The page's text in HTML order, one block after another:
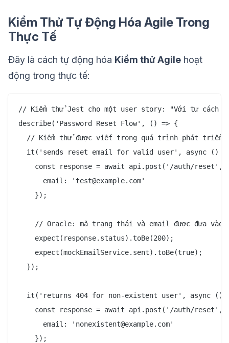
Kiểm Thử Tự Động Hóa Agile Trong
Thực Tế
Đây là cách tự động hóa Kiểm thử Agile hoạt
động trong thực tế:
// Kiểm thử Jest cho một user story: "Với tư cách
describe('Password Reset Flow', () => {
// Kiểm thử được viết trong quá trình phát triển
it('sends reset email for valid user', async ()
const response = await api.post('/auth/reset',
      email: 'test@example.com'
    });
// Oracle: mã trạng thái và email được đưa vào
    expect(response.status).toBe(200);
    expect(mockEmailService.sent).toBe(true);
  });
it('returns 404 for non-existent user', async ()
const response = await api.post('/auth/reset',
      email: 'nonexistent@example.com'
    });